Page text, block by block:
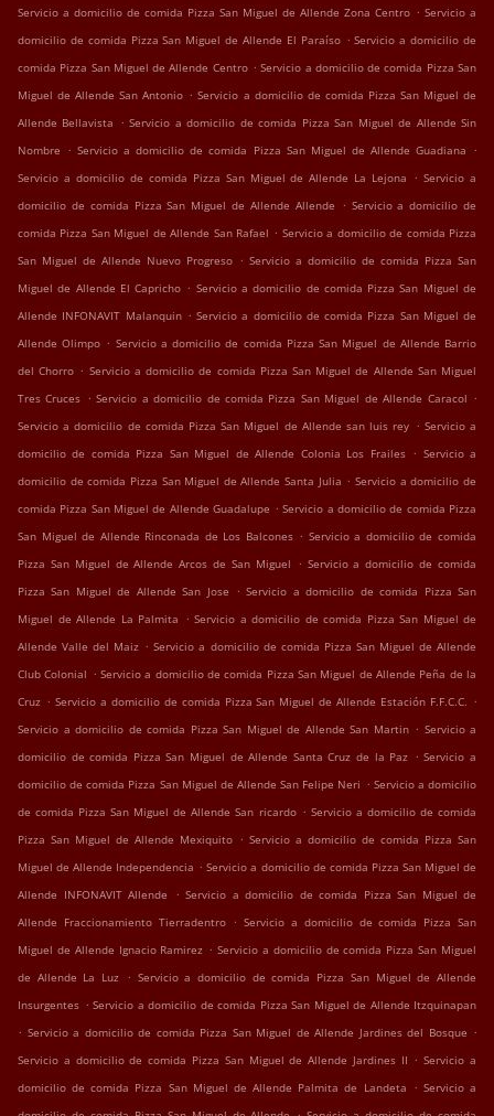
Servicio a domicilio de comida Pizza San Miguel de Allende Zona Centro . Servicio a
domicilio de comida Pizza San Miguel de Allende El Paraíso . Servicio a domicilio de
comida Pizza San Miguel de Allende Centro . Servicio a domicilio de comida Pizza San
Miguel de Allende San Antonio . Servicio a domicilio de comida Pizza San Miguel de
Allende Bellavista . Servicio a domicilio de comida Pizza San Miguel de Allende Sin
Nombre . Servicio a domicilio de comida Pizza San Miguel de Allende Guadiana .
Servicio a domicilio de comida Pizza San Miguel de Allende La Lejona . Servicio a
domicilio de comida Pizza San Miguel de Allende Allende . Servicio a domicilio de
comida Pizza San Miguel de Allende San Rafael . Servicio a domicilio de comida Pizza
San Miguel de Allende Nuevo Progreso . Servicio a domicilio de comida Pizza San
Miguel de Allende El Capricho . Servicio a domicilio de comida Pizza San Miguel de
Allende INFONAVIT Malanquin . Servicio a domicilio de comida Pizza San Miguel de
Allende Olimpo . Servicio a domicilio de comida Pizza San Miguel de Allende Barrio
del Chorro . Servicio a domicilio de comida Pizza San Miguel de Allende San Miguel
Tres Cruces . Servicio a domicilio de comida Pizza San Miguel de Allende Caracol .
Servicio a domicilio de comida Pizza San Miguel de Allende san luis rey . Servicio a
domicilio de comida Pizza San Miguel de Allende Colonia Los Frailes . Servicio a
domicilio de comida Pizza San Miguel de Allende Santa Julia . Servicio a domicilio de
comida Pizza San Miguel de Allende Guadalupe . Servicio a domicilio de comida Pizza
San Miguel de Allende Rinconada de Los Balcones . Servicio a domicilio de comida
Pizza San Miguel de Allende Arcos de San Miguel . Servicio a domicilio de comida
Pizza San Miguel de Allende San Jose . Servicio a domicilio de comida Pizza San
Miguel de Allende La Palmita . Servicio a domicilio de comida Pizza San Miguel de
Allende Valle del Maiz . Servicio a domicilio de comida Pizza San Miguel de Allende
Club Colonial . Servicio a domicilio de comida Pizza San Miguel de Allende Peña de la
Cruz . Servicio a domicilio de comida Pizza San Miguel de Allende Estación F.F.C.C. .
Servicio a domicilio de comida Pizza San Miguel de Allende San Martin . Servicio a
domicilio de comida Pizza San Miguel de Allende Santa Cruz de la Paz . Servicio a
domicilio de comida Pizza San Miguel de Allende San Felipe Neri . Servicio a domicilio
de comida Pizza San Miguel de Allende San ricardo . Servicio a domicilio de comida
Pizza San Miguel de Allende Mexiquito . Servicio a domicilio de comida Pizza San
Miguel de Allende Independencia . Servicio a domicilio de comida Pizza San Miguel de
Allende INFONAVIT Allende
. Servicio a domicilio de comida Pizza San Miguel de
Allende Fraccionamiento Tierradentro . Servicio a domicilio de comida Pizza San
Miguel de Allende Ignacio Ramirez . Servicio a domicilio de comida Pizza San Miguel
de Allende La Luz . Servicio a domicilio de comida Pizza San Miguel de Allende
Insurgentes . Servicio a domicilio de comida Pizza San Miguel de Allende Itzquinapan
. Servicio a domicilio de comida Pizza San Miguel de Allende Jardines del Bosque .
Servicio a domicilio de comida Pizza San Miguel de Allende Jardines II . Servicio a
domicilio de comida Pizza San Miguel de Allende Palmita de Landeta . Servicio a
.